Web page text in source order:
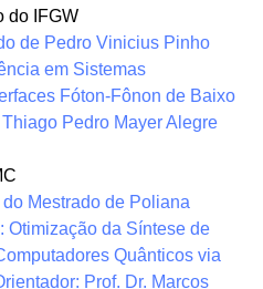
do IFGW
de Pedro Vinicius Pinho
em Sistemas
Fóton-Fônon de Baixo
Pedro Mayer Alegre
Mestrado de Poliana
Otimização da Síntese de
Quânticos via
Prof. Dr. Marcos